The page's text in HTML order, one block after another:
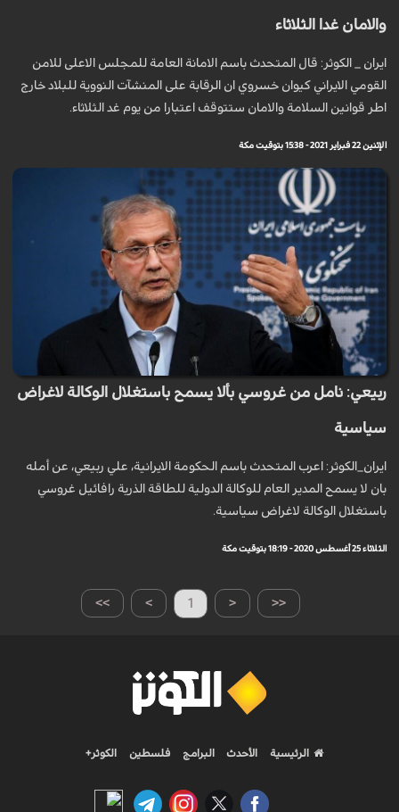
والامان غدا الثلاثاء
ايران _ الكوثر: قال المتحدث باسم الامانة العامة للمجلس الاعلى للامن
القومي الايراني كيوان خسروي ان الرقابة على المنشآت النووية للبلاد خارج
اطر قوانين السلامة والامان ستتوقف اعتبارا من يوم غد الثلاثاء.
الإثنين 22 فبراير 2021 - 15:38 بتوقيت مكة
ربيعي: نامل من غروسي بألا يسمح باستغلال الوكالة لاغراض
سياسية
ايران_الكوثر: اعرب المتحدث باسم الحكومة الايرانية، علي ربيعي، عن أمله
بان لا يسمح المدير العام للوكالة الدولية للطاقة الذرية رافائيل غروسي
باستغلال الوكالة لاغراض سياسية.
الثلاثاء 25 أغسطس 2020 - 18:19 بتوقيت مكة
>> > 1 < <<
الرئيسية الأحدث البرامج فلسطين الكوثر+